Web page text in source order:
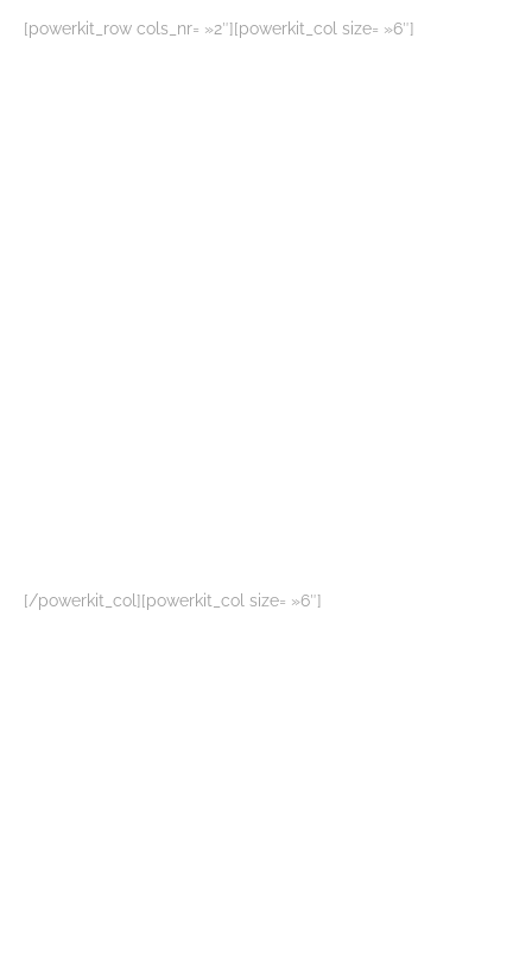
[powerkit_row cols_nr= »2″][powerkit_col size= »6″]
[/powerkit_col][powerkit_col size= »6″]